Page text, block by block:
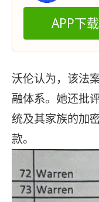
APP下载
沃伦认为，该法
融体系。她还批
统及其家族的加
款。